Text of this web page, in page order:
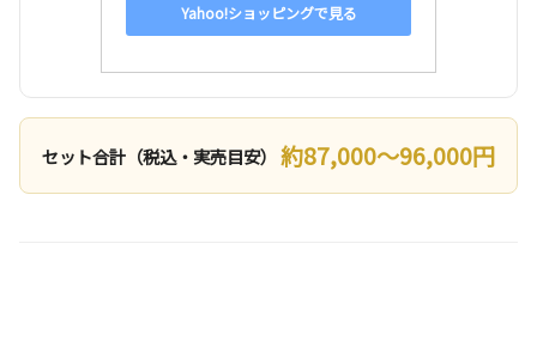
Yahoo!ショッピングで見る
セット合計（税込・実売目安） 約87,000〜96,000円